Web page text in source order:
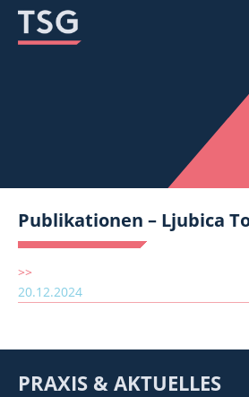
Zum
Inhalt
Zum
Inhalt
PRAXIS & АKTUELLES
Publikationen – Ljubica
>>
20.12.2024